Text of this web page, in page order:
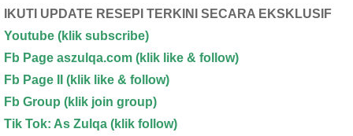
IKUTI UPDATE RESEPI TERKINI SECARA EKSKLUSIF
Youtube (klik subscribe)
Fb Page aszulqa.com (klik like & follow)
Fb Page II (klik like & follow)
Fb Group (klik join group)
Tik Tok: As Zulqa (klik follow)